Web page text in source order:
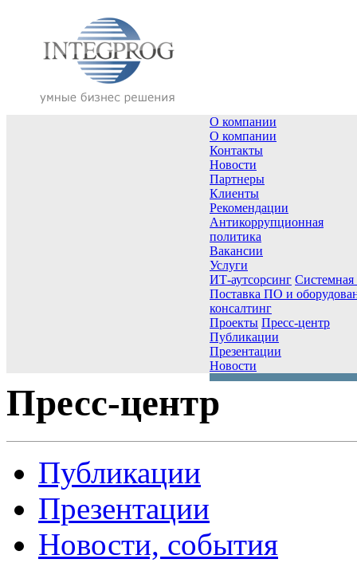
О компании
О компании
Контакты
Новости
Партнеры
Клиенты
Рекомендации
Антикоррупционная
политика
Вакансии
Услуги
ИТ-аутсорсинг Системная
Поставка ПО и
консалтинг
Проекты Пресс-центр
Публикации
Презентации
Новости
Пресс-центр
Публикации
Презентации
Новости, события